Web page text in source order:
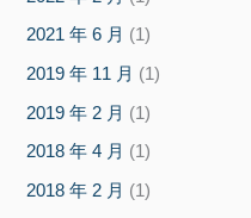
2021 年 6 月 (1)
2019 年 11 月 (1)
2019 年 2 月 (1)
2018 年 4 月 (1)
2018 年 2 月 (1)